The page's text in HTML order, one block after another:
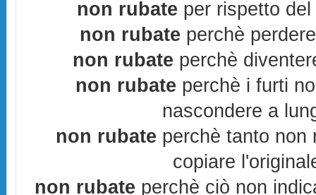
non rubate per rispetto
non rubate perchè
non rubate perchè
non rubate perchè i furti
nascondere a
non rubate perchè tanto non
copiare
non rubate perchè ciò non